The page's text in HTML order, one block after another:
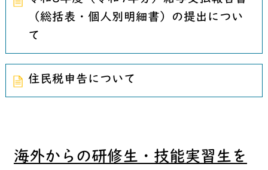
（総括表・個人別明細書）の提出につい
て
住民税申告について
海外からの研修生・技能実習生を